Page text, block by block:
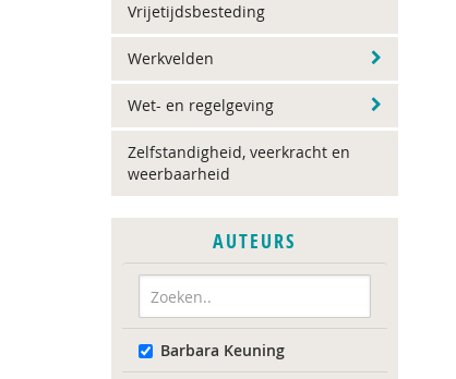
Vrijetijdsbesteding
Werkvelden
Wet- en regelgeving
Zelfstandigheid, veerkracht en
weerbaarheid
AUTEURS
Barbara Keuning